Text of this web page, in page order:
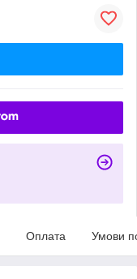
Оплата Умови